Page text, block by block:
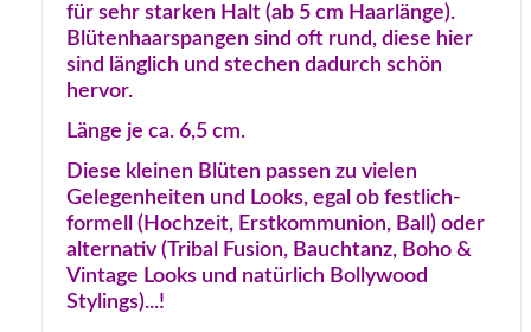
für sehr starken Halt (ab 5 cm Haarlänge).
Blütenhaarspangen sind oft rund, diese hier
sind länglich und stechen dadurch schön
hervor.
Länge je ca. 6,5 cm.
Diese kleinen Blüten passen zu vielen
Gelegenheiten und Looks, egal ob festlich-
formell (Hochzeit, Erstkommunion, Ball) oder
alternativ (Tribal Fusion, Bauchtanz, Boho &
Vintage Looks und natürlich Bollywood
Stylings)...!